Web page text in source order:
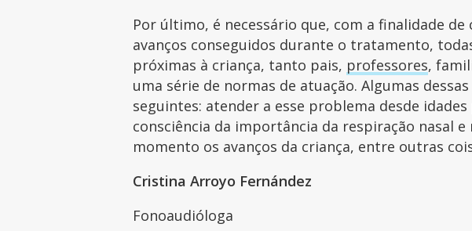
Por último, é necessário que, com a finalidade de
avanços conseguidos durante o tratamento,
próximas à criança, tanto pais, professores,
uma série de normas de atuação. Algumas
seguintes: atender a esse problema desde
consciência da importância da respiração nasal
momento os avanços da criança, entre outras
Cristina Arroyo Fernández
Fonoaudióloga